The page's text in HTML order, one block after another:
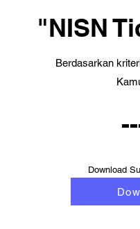
"NISN
Berdasarkan
Download